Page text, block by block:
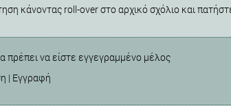
κάνοντας roll-over στο αρχικό σχόλιο και
πρέπει να είστε εγγεγραμμένο μέλος
| Εγγραφή